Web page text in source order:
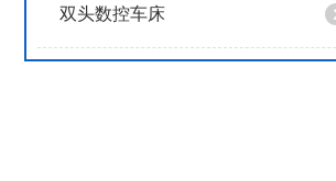
双头数控车床